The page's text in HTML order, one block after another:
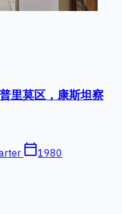
里莫区，康斯坦察
calendar_today1980